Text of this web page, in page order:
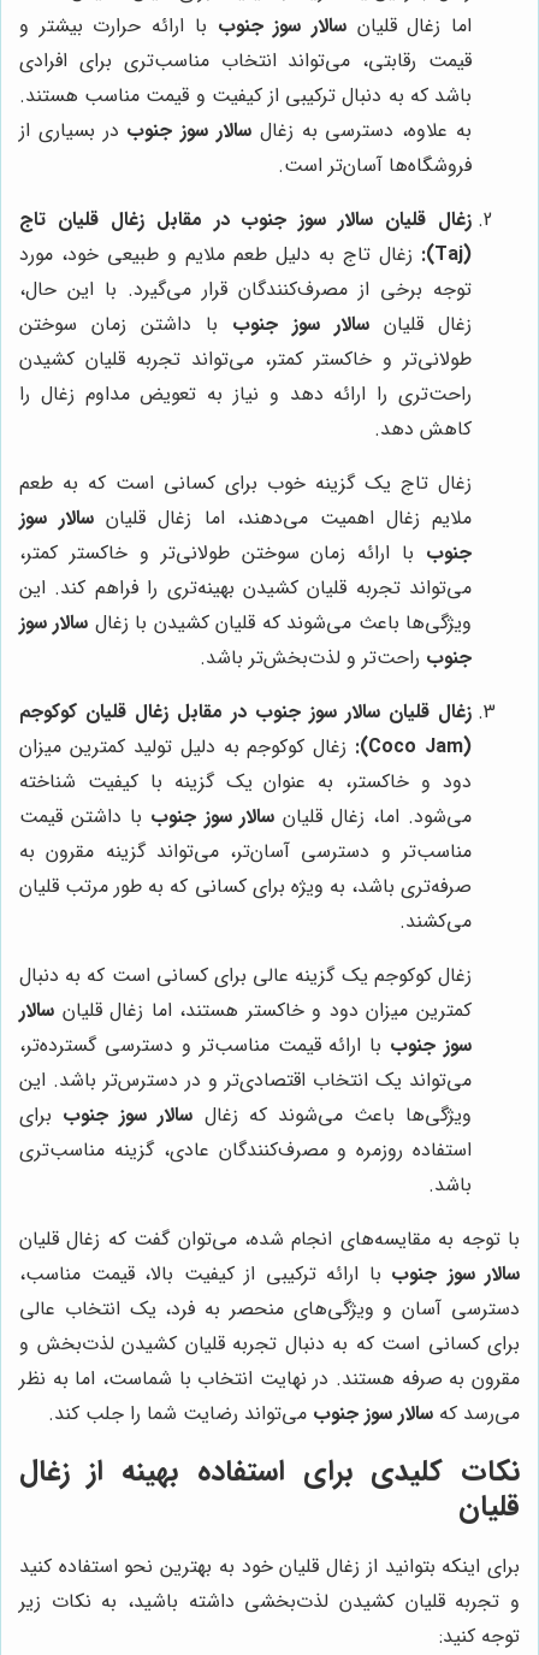
اما زغال قلیانسالار سوز جنوب با ارائه حرارت بیشتر و
قیمت رقابتی، می‌تواند انتخاب مناسب‌تری برای افرادی
باشد که به دنبال ترکیبی از کیفیت و قیمت مناسب هستند.
به علاوه، دسترسی به زغال سالار سوز جنوب در بسیاری از
فروشگاه‌ها آسان‌تر است.
زغال قلیان سالار سوز جنوب در مقابل زغال قلیان تاج
(Taj):
زغال تاج به دلیل طعم ملایم و طبیعی خود، مورد
توجه برخی از مصرف‌کنندگان قرار می‌گیرد. با این حال،
زغال قلیان سالار سوز جنوب با داشتن زمان سوختن
طولانی‌تر و خاکستر کمتر، می‌تواند تجربه قلیان کشیدن
راحت‌تری را ارائه دهد و نیاز به تعویض مداوم زغال را
کاهش دهد.
زغال تاج یک گزینه خوب برای کسانی است که به طعم
ملایم زغال اهمیت می‌دهند، اما زغال قلیان سالار سوز
جنوب با ارائه زمان سوختن طولانی‌تر و خاکستر کمتر،
می‌تواند تجربه قلیان کشیدن بهینه‌تری را فراهم کند. این
ویژگی‌ها باعث می‌شوند که قلیان کشیدن با زغال سالار سوز
جنوب راحت‌تر و لذت‌بخش‌تر باشد.
زغال قلیان سالار سوز جنوب در مقابل زغال قلیان کوکوجم
(Coco Jam):
زغال کوکوجم به دلیل تولید کمترین میزان
دود و خاکستر، به عنوان یک گزینه با کیفیت شناخته
می‌شود. اما، زغال قلیان سالار سوز جنوب با داشتن قیمت
مناسب‌تر و دسترسی آسان‌تر، می‌تواند گزینه مقرون به
صرفه‌تری باشد، به ویژه برای کسانی که به طور مرتب قلیان
می‌کشند.
زغال کوکوجم یک گزینه عالی برای کسانی است که به دنبال
کمترین میزان دود و خاکستر هستند، اما زغال قلیان سالار
سوز جنوب با ارائه قیمت مناسب‌تر و دسترسی گسترده‌تر،
می‌تواند یک انتخاب اقتصادی‌تر و در دسترس‌تر باشد. این
ویژگی‌ها باعث می‌شوند که زغال سالار سوز جنوب برای
استفاده روزمره و مصرف‌کنندگان عادی، گزینه مناسب‌تری
باشد.
با توجه به مقایسه‌های انجام شده، می‌توان گفت که زغال قلیان
سالار سوز جنوب با ارائه ترکیبی از کیفیت بالا، قیمت مناسب،
دسترسی آسان و ویژگی‌های منحصر به فرد، یک انتخاب عالی
برای کسانی است که به دنبال تجربه قلیان کشیدن لذت‌بخش و
مقرون به صرفه هستند. در نهایت انتخاب با شماست، اما به نظر
می‌رسد که سالار سوز جنوب می‌تواند رضایت شما را جلب کند.
نکات کلیدی برای استفاده بهینه از زغال
قلیان
برای اینکه بتوانید از زغال قلیان خود به بهترین نحو استفاده کنید
و تجربه قلیان کشیدن لذت‌بخشی داشته باشید، به نکات زیر
توجه کنید: